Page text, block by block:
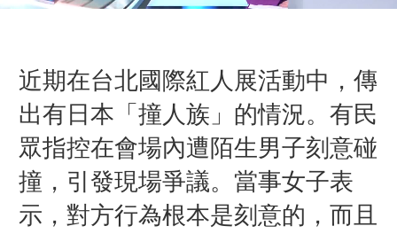
近期在台北國際紅人展活動中，傳
出有日本「撞人族」的情況。有民
眾指控在會場內遭陌生男子刻意碰
撞，引發現場爭議。當事女子表
示，對方行為根本是刻意的，而且